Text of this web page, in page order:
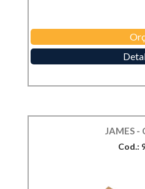
JAMES -
Cod.: